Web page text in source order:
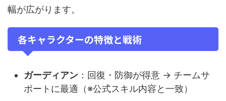
幅が広がります。
各キャラクターの特徴と戦術
ガーディアン ：回復・防御が得意 → チームサ
ポートに最適（※公式スキル内容と一致）